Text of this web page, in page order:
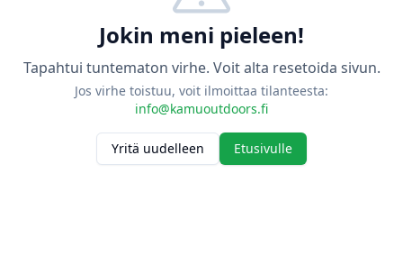
Jokin meni pieleen!
Tapahtui tuntematon virhe. Voit alta resetoida sivun.
Jos virhe toistuu, voit ilmoittaa tilanteesta:
info@kamuoutdoors.fi
Yritä uudelleen Etusivulle